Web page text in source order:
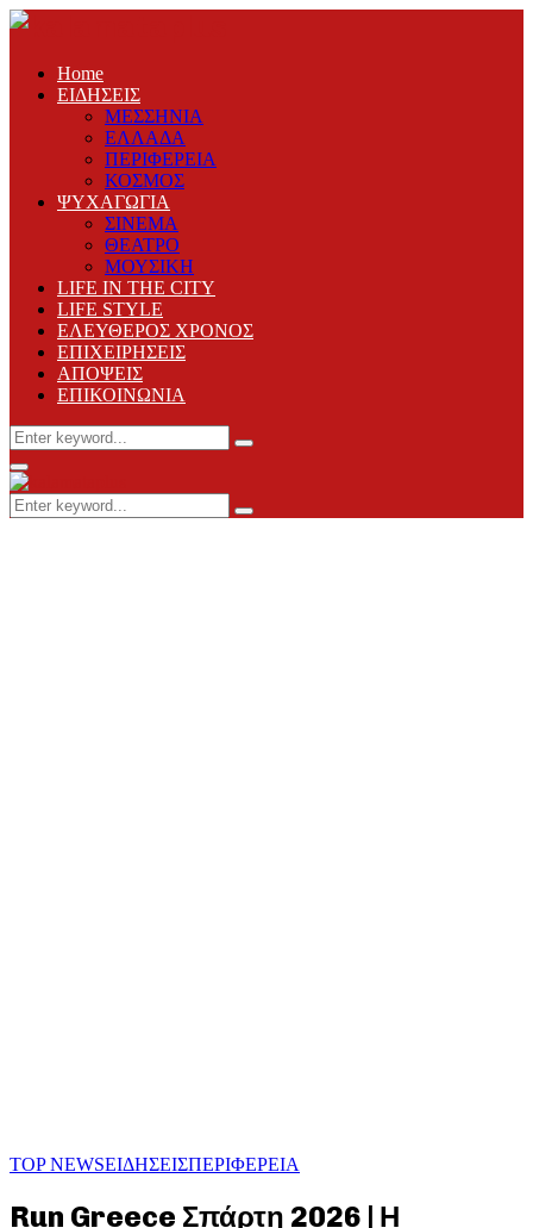
Home
ΕΙΔΗΣΕΙΣ
ΜΕΣΣΗΝΙΑ
ΕΛΛΑΔΑ
ΠΕΡΙΦΕΡΕΙΑ
ΚΟΣΜΟΣ
ΨΥΧΑΓΩΓΙΑ
ΣΙΝΕΜΑ
ΘΕΑΤΡΟ
ΜΟΥΣΙΚΗ
LIFE IN THE CITY
LIFE STYLE
ΕΛΕΥΘΕΡΟΣ ΧΡΟΝΟΣ
ΕΠΙΧΕΙΡΗΣΕΙΣ
ΑΠΟΨΕΙΣ
ΕΠΙΚΟΙΝΩΝΙΑ
Search
for:
Search
Primary
Menu
Search
for:
Search
TOP NEWSΕΙΔΗΣΕΙΣΠΕΡΙΦΕΡΕΙΑ
Run Greece Σπάρτη 2026 | Η